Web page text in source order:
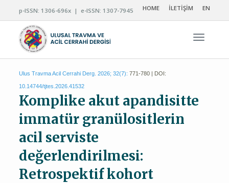
p-ISSN: 1306-696x | e-ISSN: 1307-7945 HOME İLETİŞİM EN
Ulus Travma Acil Cerrahi Derg. 2026; 32(7): 771-780 | DOI:
10.14744/tjtes.2026.41532
Komplike akut apandisitte
immatür granülositlerin
acil serviste
değerlendirilmesi:
Retrospektif kohort